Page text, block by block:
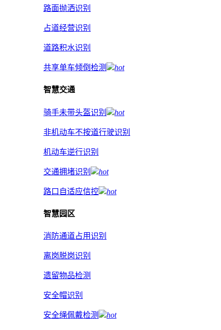
路面抛洒识别
占道经营识别
道路积水识别
共享单车倾倒检测 hot
智慧交通
骑手未带头盔识别 hot
非机动车不按道行驶识别
机动车逆行识别
交通拥堵识别 hot
路口自适应信控 hot
智慧园区
消防通道占用识别
离岗脱岗识别
遗留物品检测
安全帽识别
安全绳佩戴检测 hot